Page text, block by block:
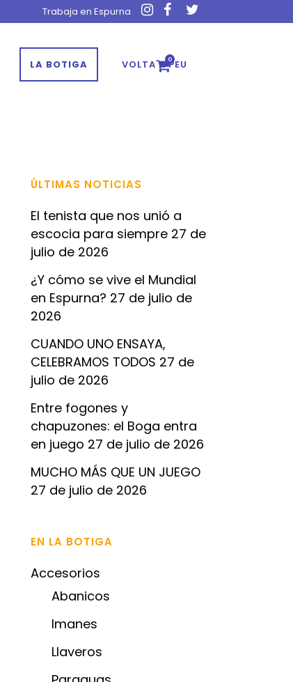
Trabaja en Espurna
0
LA BOTIGA VOLTA A PEU
ÚLTIMAS NOTICIAS
El tenista que nos unió a
escocia para siempre 27 de
julio de 2026
¿Y cómo se vive el Mundial
en Espurna? 27 de julio de
2026
CUANDO UNO ENSAYA,
CELEBRAMOS TODOS 27 de
julio de 2026
Entre fogones y
chapuzones: el Boga entra
en juego 27 de julio de 2026
MUCHO MÁS QUE UN JUEGO
27 de julio de 2026
EN LA BOTIGA
Accesorios
Abanicos
Imanes
Llaveros